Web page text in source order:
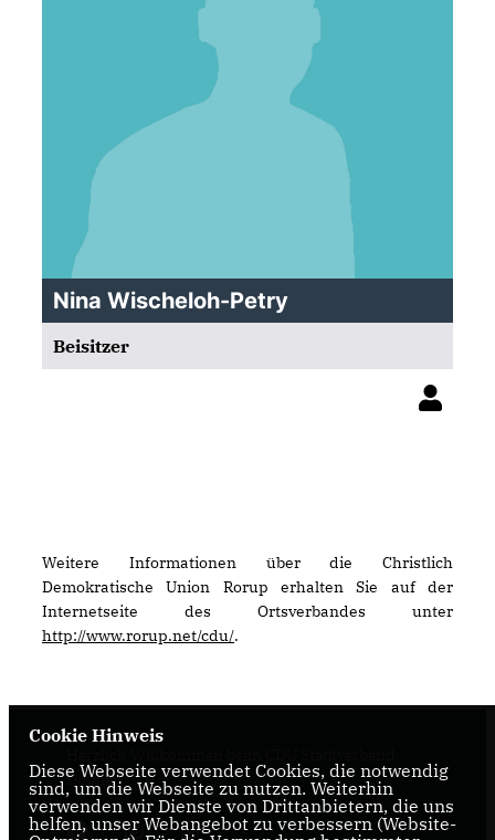
Nina Wischeloh-Petry
Beisitzer
Weitere Informationen über die Christlich
Demokratische Union Rorup erhalten Sie auf der
Internetseite des Ortsverbandes unter
http://www.rorup.net/cdu/.
Dülmen
Cookie Hinweis
Diese Webseite verwendet Cookies, die notwendig
sind, um die Webseite zu nutzen. Weiterhin
verwenden wir Dienste von Drittanbietern, die uns
helfen, unser Webangebot zu verbessern (Website-